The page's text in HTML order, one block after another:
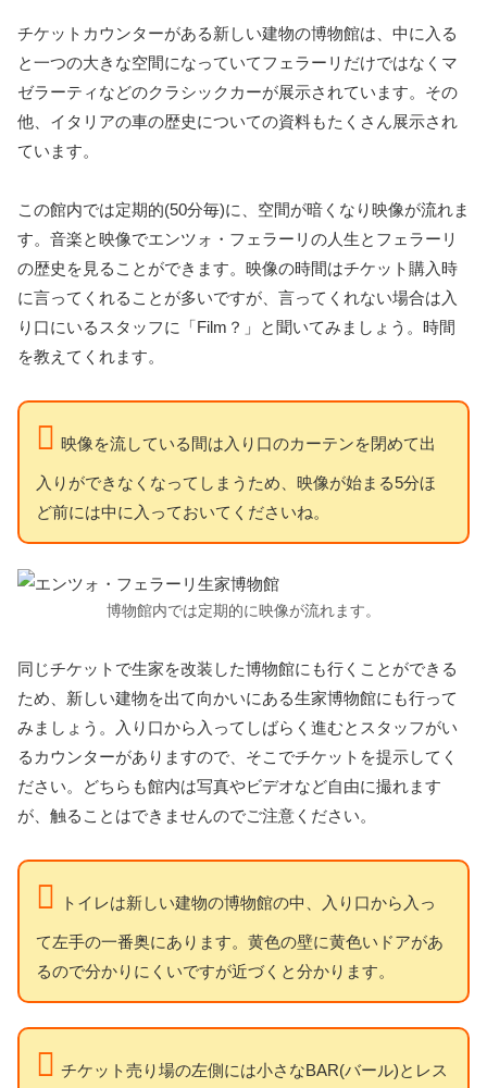
チケットカウンターがある新しい建物の博物館は、中に入る
と一つの大きな空間になっていてフェラーリだけではなくマ
ゼラーティなどのクラシックカーが展示されています。その
他、イタリアの車の歴史についての資料もたくさん展示され
ています。
この館内では定期的(50分毎)に、空間が暗くなり映像が流れま
す。音楽と映像でエンツォ・フェラーリの人生とフェラーリ
の歴史を見ることができます。映像の時間はチケット購入時
に言ってくれることが多いですが、言ってくれない場合は入
り口にいるスタッフに「Film？」と聞いてみましょう。時間
を教えてくれます。
映像を流している間は入り口のカーテンを閉めて出
入りができなくなってしまうため、映像が始まる5分ほ
ど前には中に入っておいてくださいね。
博物館内では定期的に映像が流れます。
同じチケットで生家を改装した博物館にも行くことができる
ため、新しい建物を出て向かいにある生家博物館にも行って
みましょう。入り口から入ってしばらく進むとスタッフがい
るカウンターがありますので、そこでチケットを提示してく
ださい。どちらも館内は写真やビデオなど自由に撮れます
が、触ることはできませんのでご注意ください。
トイレは新しい建物の博物館の中、入り口から入っ
て左手の一番奥にあります。黄色の壁に黄色いドアがあ
るので分かりにくいですが近づくと分かります。
チケット売り場の左側には小さなBAR(バール)とレス